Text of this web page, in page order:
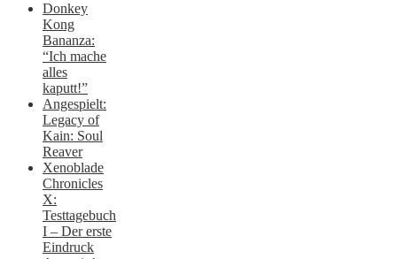
Donkey
Kong
Bananza:
“Ich mache
alles
kaputt!”
Angespielt:
Legacy of
Kain: Soul
Reaver
Xenoblade
Chronicles
X:
Testtagebuch
I – Der erste
Eindruck